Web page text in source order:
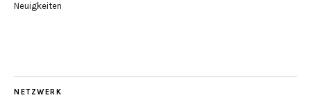
Neuigkeiten
NETZWERK